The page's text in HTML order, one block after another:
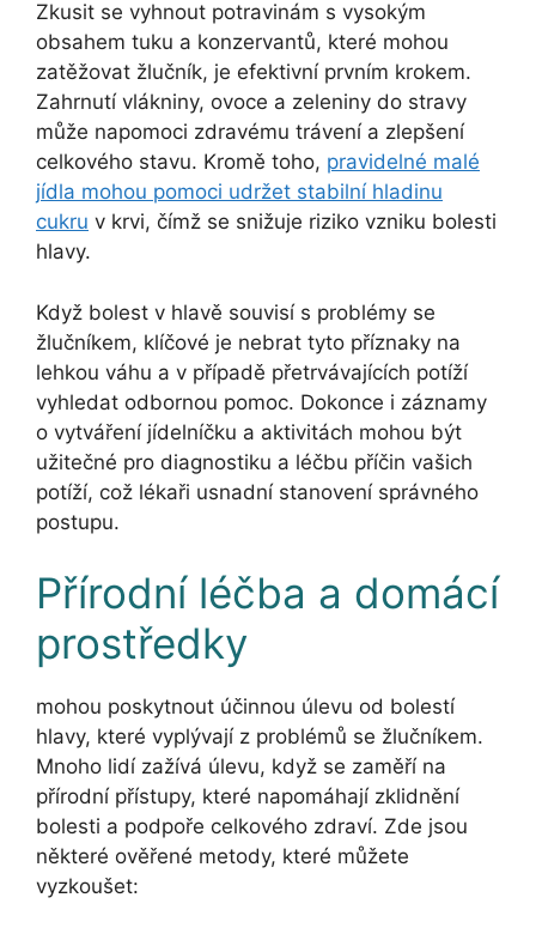
Zkusit se vyhnout potravinám s vysokým
obsahem tuku a konzervantů, které mohou
zatěžovat žlučník, je efektivní prvním krokem.
Zahrnutí vlákniny, ovoce a zeleniny do stravy
může napomoci zdravému trávení a zlepšení
celkového stavu. Kromě toho, pravidelné malé
jídla mohou pomoci udržet stabilní hladinu
cukru v krvi, čímž se snižuje riziko vzniku bolesti
hlavy.
Když bolest v hlavě souvisí s problémy se
žlučníkem, klíčové je nebrat tyto příznaky na
lehkou váhu a v případě přetrvávajících potíží
vyhledat odbornou pomoc. Dokonce i záznamy
o vytváření jídelníčku a aktivitách mohou být
užitečné pro diagnostiku a léčbu příčin vašich
potíží, což lékaři usnadní stanovení správného
postupu.
Přírodní léčba a domácí
prostředky
mohou poskytnout účinnou úlevu od bolestí
hlavy, které vyplývají z problémů se žlučníkem.
Mnoho lidí zažívá úlevu, když se zaměří na
přírodní přístupy, které napomáhají zklidnění
bolesti a podpoře celkového zdraví. Zde jsou
některé ověřené metody, které můžete
vyzkoušet: